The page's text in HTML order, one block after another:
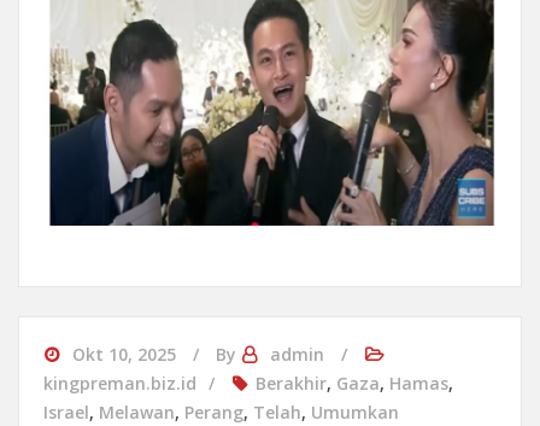
Okt 10, 2025 By
admin
kingpreman.biz.id
Berakhir, Gaza, Hamas,
Israel, Melawan, Perang, Telah, Umumkan